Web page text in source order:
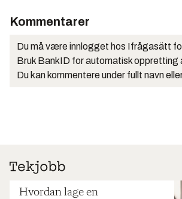
Kommentarer
Du må være innlogget hos Ifrågasätt
Bruk BankID for automatisk oppretting
Du kan kommentere under fullt navn
Hvordan lage en